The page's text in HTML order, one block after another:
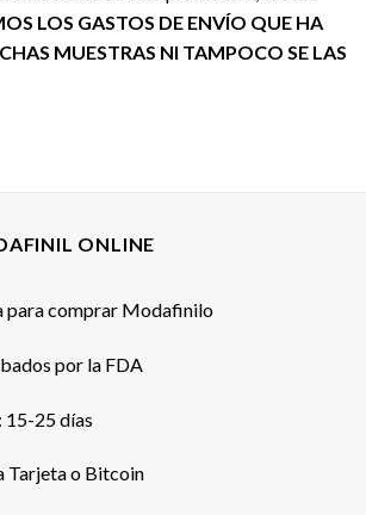
LOS GASTOS DE ENVÍO QUE HA
MUESTRAS NI TAMPOCO SE LAS
ONLINE
para comprar Modafinilo
por la FDA
15-25 días
Tarjeta o Bitcoin